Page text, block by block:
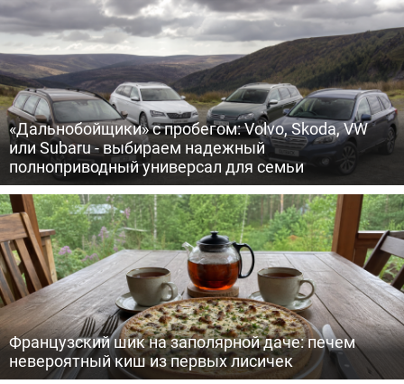
«Дальнобойщики» с пробегом: Volvo, Skoda, VW
или Subaru - выбираем надежный
полноприводный универсал для семьи
Французский шик на заполярной даче: печем
невероятный киш из первых лисичек